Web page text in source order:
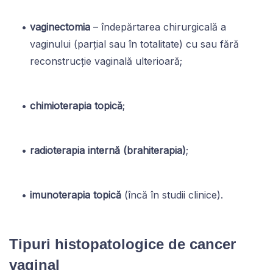
vaginectomia – îndepărtarea chirurgicală a
vaginului (parțial sau în totalitate) cu sau fără
reconstrucție vaginală ulterioară;
chimioterapia topică;
radioterapia internă (brahiterapia);
imunoterapia topică (încă în studii clinice).
Tipuri histopatologice de cancer
vaginal